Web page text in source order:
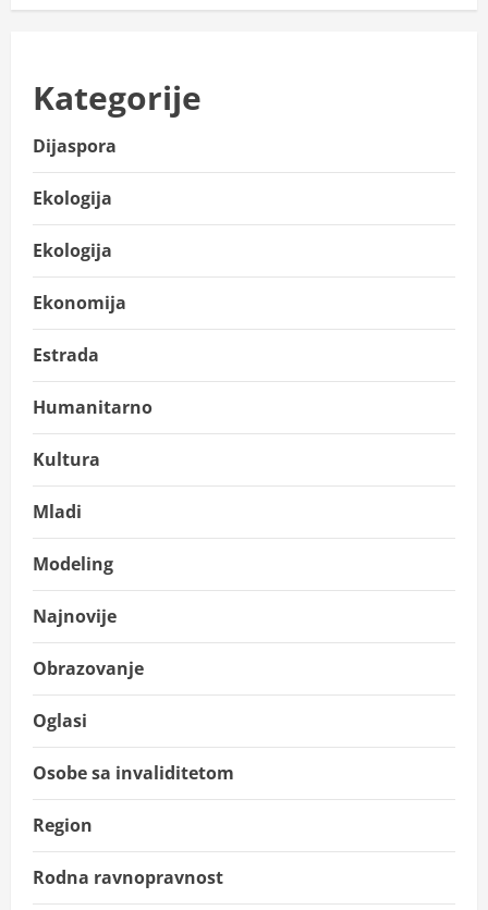
Kategorije
Dijaspora
Ekologija
Ekologija
Ekonomija
Estrada
Humanitarno
Kultura
Mladi
Modeling
Najnovije
Obrazovanje
Oglasi
Osobe sa invaliditetom
Region
Rodna ravnopravnost